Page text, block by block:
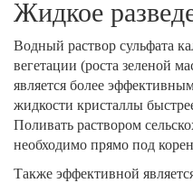
Жидкое
Водный раствор сульфата
вегетации (роста зеленой
является более
жидкости кристаллы
Поливать раствором
необходимо прямо под
Также эффективной